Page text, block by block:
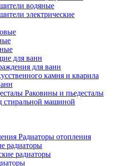
водяные
электрические
для ванн
для ванн
камня и кварила
Раковины и пьедесталы
стиральной машиной
Радиаторы отопления
радиаторы
радиаторы